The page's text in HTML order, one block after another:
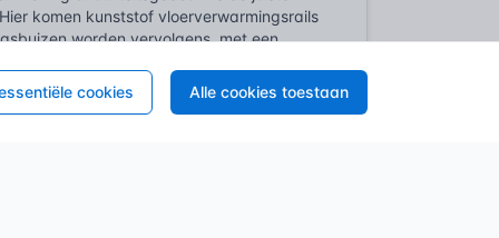
komen kunststof vloerverwarmingsrails
worden vervolgens, met een
cookies Alle cookies toestaan